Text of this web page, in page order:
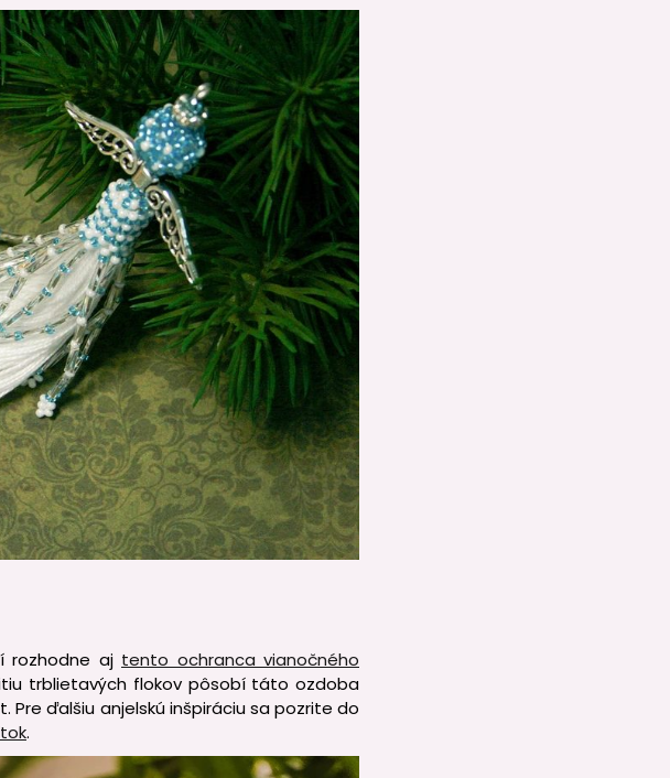
rozhodne aj tento ochranca vianočného
trblietavých flokov pôsobí táto ozdoba
ďalšiu anjelskú inšpiráciu sa pozrite do
.